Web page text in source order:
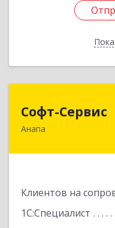
Софт-Сервис
Анапа
Клиентов на
1С:Специалист
353440,